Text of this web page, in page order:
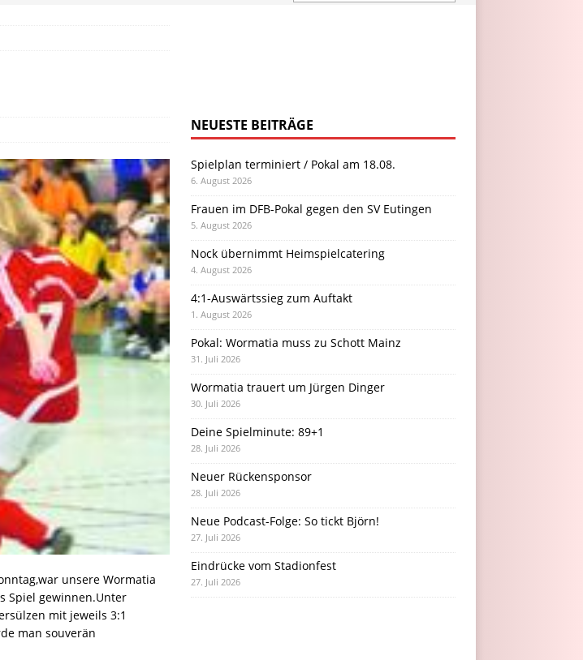
unsere Wormatia
Spiel gewinnen.Unter
mit jeweils 3:1
man souverän
NEUESTE BEITRÄGE
Spielplan terminiert / Pokal am 18.08.
6. August 2026
Frauen im DFB-Pokal gegen den SV Eutingen
5. August 2026
Nock übernimmt Heimspielcatering
4. August 2026
4:1-Auswärtssieg zum Auftakt
1. August 2026
Pokal: Wormatia muss zu Schott Mainz
31. Juli 2026
Wormatia trauert um Jürgen Dinger
30. Juli 2026
Deine Spielminute: 89+1
28. Juli 2026
Neuer Rückensponsor
28. Juli 2026
Neue Podcast-Folge: So tickt Björn!
27. Juli 2026
Eindrücke vom Stadionfest
27. Juli 2026